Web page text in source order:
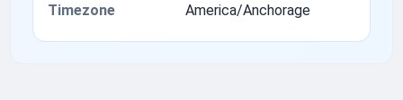
Timezone
America/Anchorage